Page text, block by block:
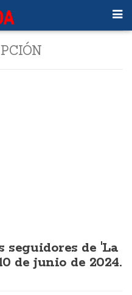
de 'La
de junio de 2024.